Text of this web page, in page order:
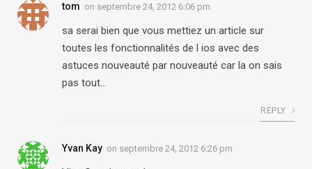
tom on septembre 24, 2012 6:06 pm
sa serai bien que vous mettiez un article sur
toutes les fonctionnalités de l ios avec des
astuces nouveauté par nouveauté car la on sais
pas tout…
REPLY
Yvan Kay on septembre 24, 2012 6:26 pm